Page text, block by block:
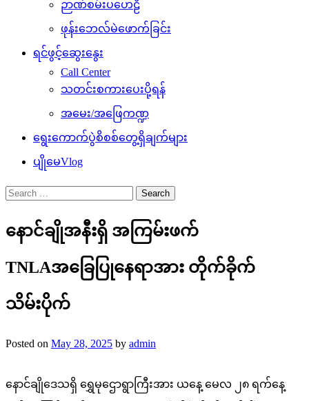
ဉာဏ်စမ်းပဟေဠိ
ဖုန်းဘေလ်မဲဖောက်ခြင်း
ရင်ဖွင့်ဆွေးနွေး
Call Center
သတင်းစကားပေးပို့ရန်
အမေး/အဖြေကဏ္ဍ
ရွေးကောက်ပွဲစိစစ်တွေ့ရှိချက်များ
ပျိုမေVlog
Search
for:
နောင်ချိုအနီးရှိ အကြမ်းဖက်
TNLAအခြေပြုနေရာအား တိုက်ခိုက်
သိမ်းပိုက်
Posted on May 28, 2025 by admin
နောင်ချိုဒေသရှိ ရွှေမုဌောရွာကြီးအား ယနေ့ မေလ ၂၈ ရက်‌နေ့